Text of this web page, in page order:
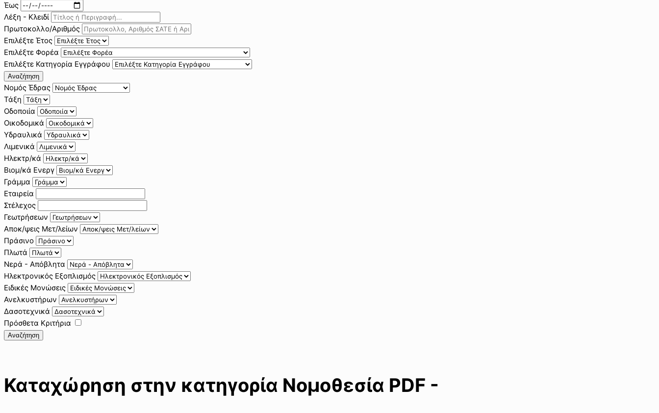
Έως
Λέξη - Κλειδί
Πρωτοκολλο/Αριθμός
Επιλέξτε Έτος
Επιλέξτε Φορέα
Επιλέξτε Κατηγορία Εγγράφου
Αναζήτηση
Νομός Έδρας
Τάξη
Οδοποιία
Οικοδομικά
Υδραυλικά
Λιμενικά
Ηλεκτρ/κά
Βιομ/κά Ενεργ
Γράμμα
Εταιρεία
Στέλεχος
Γεωτρήσεων
Αποκ/ψεις Μετ/λείων
Πράσινο
Πλωτά
Νερά - Απόβλητα
Ηλεκτρονικός Εξοπλισμός
Ειδικές Μονώσεις
Ανελκυστήρων
Δασοτεχνικά
Πρόσθετα Κριτήρια
Αναζήτηση
Καταχώρηση στην κατηγορία Νομοθεσία PDF -